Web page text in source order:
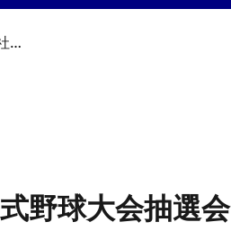
第26回上毛新聞社中学生硬式野球大会抽選会
野球大会抽選会